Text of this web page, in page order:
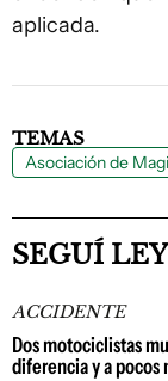
aplicada.
TEMAS
Asociación de
SEGUÍ
ACCIDENTE
Dos motociclistas
diferencia y a pocos